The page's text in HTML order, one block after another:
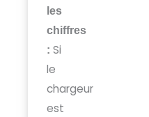
les
chiffres
: Si
le
chargeur
est